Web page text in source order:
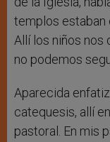
templos estaban
Allí los niños nos
no podemos
Aparecida
catequesis, allí
pastoral. En mis